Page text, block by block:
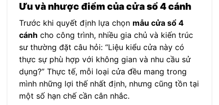
Ưu và nhược điểm của cửa sổ 4 cánh
Trước khi quyết định lựa chọn mẫu cửa sổ 4
cánh cho công trình, nhiều gia chủ và kiến trúc
sư thường đặt câu hỏi: “Liệu kiểu cửa này có
thực sự phù hợp với không gian và nhu cầu sử
dụng?” Thực tế, mỗi loại cửa đều mang trong
mình những lợi thế nhất định, nhưng cũng tồn tại
một số hạn chế cần cân nhắc.